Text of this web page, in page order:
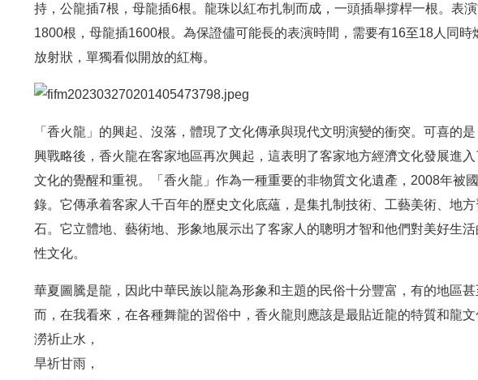
持，公龍插7根，母龍插6根。龍珠以紅布扎制而成，一頭插舉撐桿一根。表
1800根，母龍插1600根。為保證儘可能長的表演時間，需要有16至18人同
放射狀，單獨看似開放的紅梅。
「香火龍」的興起、沒落，體現了文化傳承與現代文明演變的衝突。可喜的
興戰略後，香火龍在客家地區再次興起，這表明了客家地方經濟文化發展進
文化的覺醒和重視。「香火龍」作為一種重要的非物質文化遺產，2008年被
錄。它傳承着客家人千百年的歷史文化底蘊，是集扎制技術、工藝美術、地
石。它立體地、藝術地、形象地展示出了客家人的聰明才智和他們對美好生
性文化。
華夏圖騰是龍，因此中華民族以龍為形象和主題的民俗十分豐富，有的地區
而，在我看來，在各種舞龍的習俗中，香火龍則應該是最貼近龍的特質和龍
澇祈止水，
旱祈甘雨，